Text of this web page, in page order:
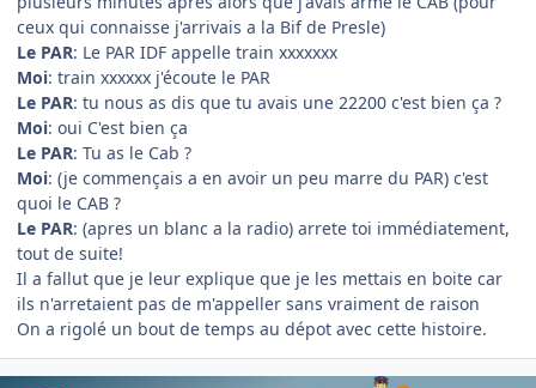
ceux qui connaisse j'arrivais a la Bif de Presle)
Le PAR: Le PAR IDF appelle train xxxxxxx
Moi: train xxxxxx j'écoute le PAR
Le PAR: tu nous as dis que tu avais une 22200 c'est bien ça ?
Moi: oui C'est bien ça
Le PAR: Tu as le Cab ?
Moi: (je commençais a en avoir un peu marre du PAR) c'est
quoi le CAB ?
Le PAR: (apres un blanc a la radio) arrete toi immédiatement,
tout de suite!
Il a fallut que je leur explique que je les mettais en boite car
ils n'arretaient pas de m'appeller sans vraiment de raison
On a rigolé un bout de temps au dépot avec cette histoire.